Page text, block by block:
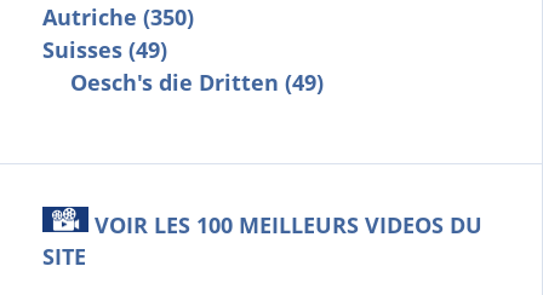
Autriche (350)
Suisses (49)
Oesch's die Dritten (49)
VOIR LES 100 MEILLEURS VIDEOS DU
SITE